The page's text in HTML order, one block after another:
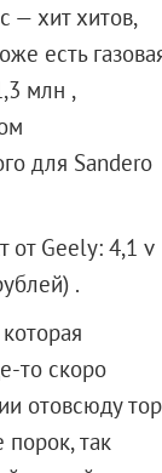
— хит хитов,
есть
млн ,
для Sandero
от Geely: 4,1 v
.
то скоро
отовсюду
так